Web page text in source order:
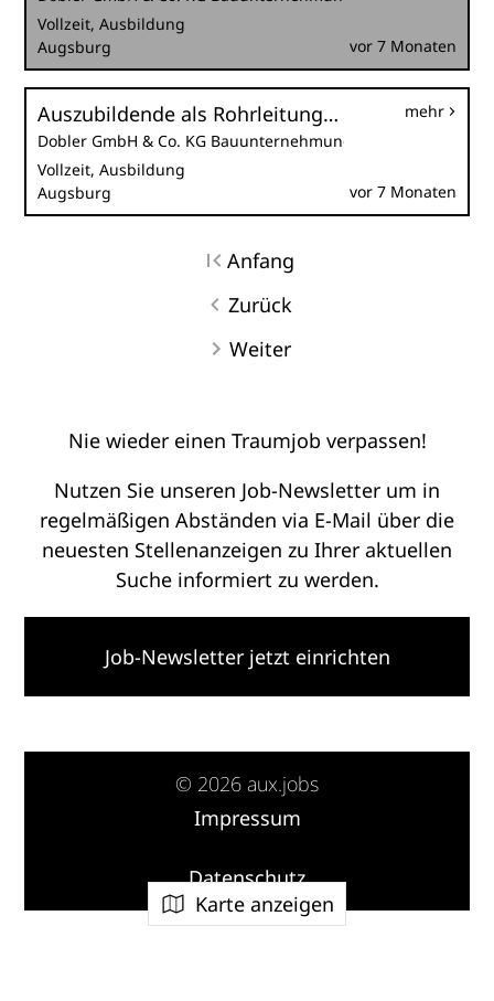
Vollzeit, Ausbildung
Augsburg
vor 7 Monaten
Auszubildende als Rohrleitungsbauer (m/w/d)
Dobler GmbH & Co. KG Bauunternehmung
Vollzeit, Ausbildung
Augsburg
mehr
vor 7 Monaten
Anfang
Zurück
Weiter
Nie wieder einen Traumjob verpassen!
Nutzen Sie unseren Job-Newsletter um in
regelmäßigen Abständen via E-Mail über die
neuesten Stellenanzeigen zu Ihrer aktuellen
Suche informiert zu werden.
Job-Newsletter jetzt einrichten
© 2026 aux.jobs
Impressum
Datenschutz
Karte anzeigen